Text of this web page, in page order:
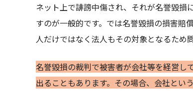
ネット上で誹謗中傷され、それが名誉毀損
すのが一般的です。では名誉毀損の損害賠
人だけではなく法人もその対象となるため
名誉毀損の裁判で被害者が会社等を経営し
出ることもあります。その場合、会社とい